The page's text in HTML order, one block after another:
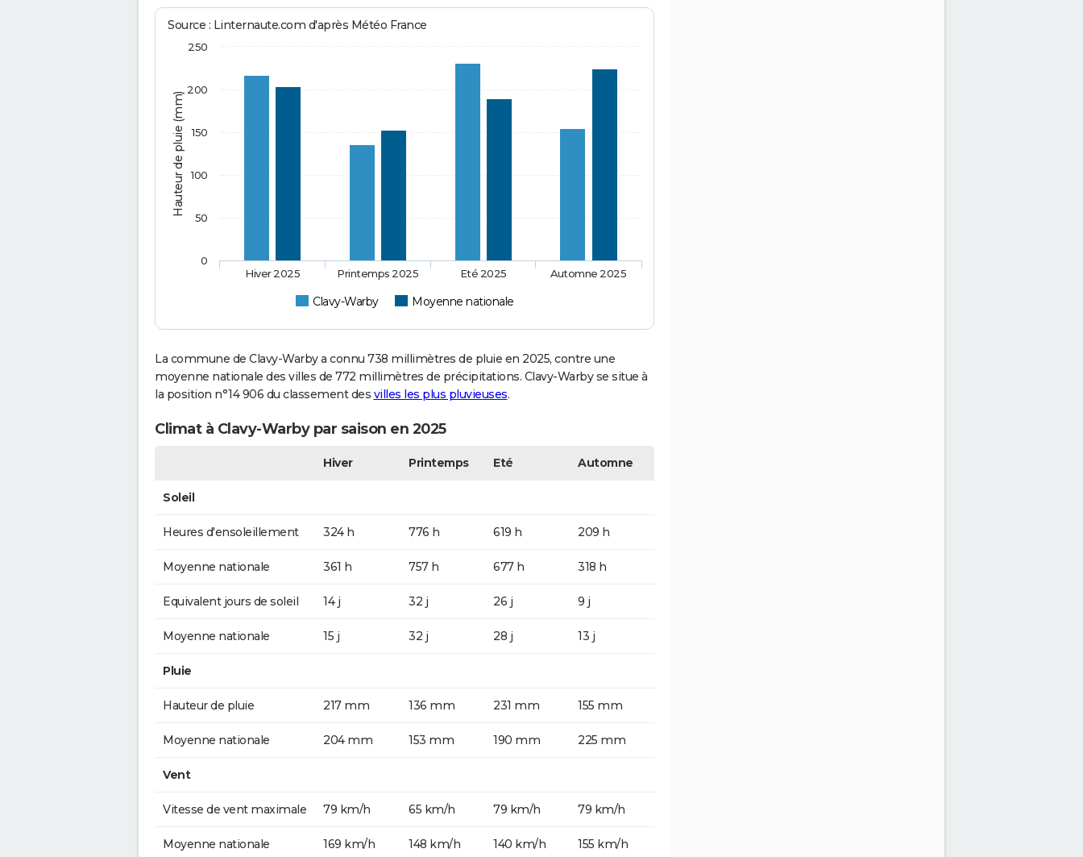
Hauteur de pluie (mm)
Source : Linternaute.com d'après Météo France
Clavy-Warby Moyenne nationale
Hiver 2025 Printemps 2025 Eté 2025 Automne 2025
0
50
100
150
200
250
La commune de Clavy-Warby a connu 738 millimètres de pluie en 2025, contre une
moyenne nationale des villes de 772 millimètres de précipitations. Clavy-Warby se situe à
la position n°14 906 du classement des villes les plus pluvieuses.
Climat à Clavy-Warby par saison en 2025
Hiver Printemps Eté Automne
Soleil
Heures d'ensoleillement 324 h 776 h 619 h 209 h
Moyenne nationale 361 h 757 h 677 h 318 h
Equivalent jours de soleil 14 j 32 j 26 j 9 j
Moyenne nationale 15 j 32 j 28 j 13 j
Pluie
Hauteur de pluie 217 mm 136 mm 231 mm 155 mm
Moyenne nationale 204 mm 153 mm 190 mm 225 mm
Vent
Vitesse de vent maximale 79 km/h 65 km/h 79 km/h 79 km/h
Moyenne nationale 169 km/h 148 km/h 140 km/h 155 km/h